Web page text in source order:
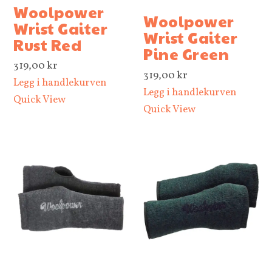
Woolpower
Wrist Gaiter
Rust Red
319,00kr
Legg i handlekurven
Quick View
Woolpower
Wrist Gaiter
Pine Green
319,00kr
Legg i handlekurven
Quick View